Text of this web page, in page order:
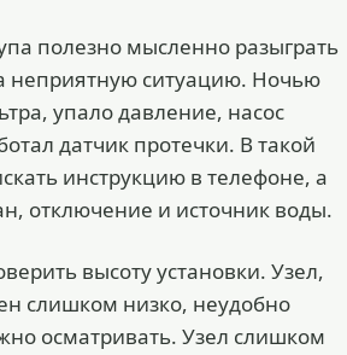
полезно мысленно разыграть
неприятную ситуацию. Ночью
упало давление, насос
датчик протечки. В такой
инструкцию в телефоне, а
отключение и источник воды.
высоту установки. Узел,
слишком низко, неудобно
осматривать. Узел слишком